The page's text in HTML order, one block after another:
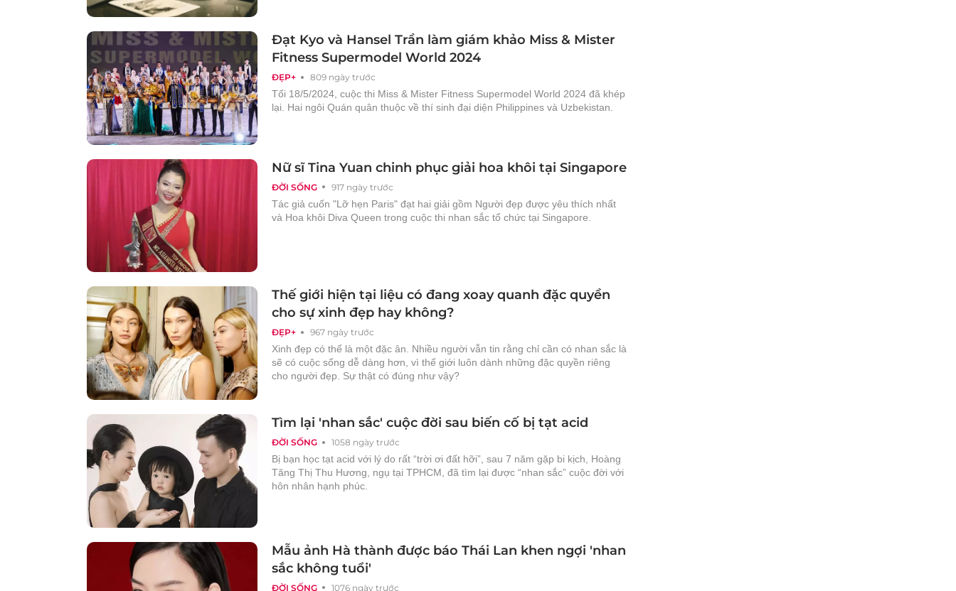
ĐẸP+ 809 ngày trước
Đạt Kyo và Hansel Trần làm giám khảo Miss & Mister
Fitness Supermodel World 2024
Tối 18/5/2024, cuộc thi Miss & Mister Fitness Supermodel World 2024 đã khép
lại. Hai ngôi Quán quân thuộc về thí sinh đại diện Philippines và Uzbekistan.
ĐỜI SỐNG 917 ngày trước
Nữ sĩ Tina Yuan chinh phục giải hoa khôi tại Singapore
Tác giả cuốn "Lỡ hẹn Paris" đạt hai giải gồm Người đẹp được yêu thích nhất
và Hoa khôi Diva Queen trong cuộc thi nhan sắc tổ chức tại Singapore.
ĐẸP+ 967 ngày trước
Thế giới hiện tại liệu có đang xoay quanh đặc quyền
cho sự xinh đẹp hay không?
Xinh đẹp có thể là một đặc ân. Nhiều người vẫn tin rằng chỉ cần có nhan sắc là
sẽ có cuộc sống dễ dàng hơn, vì thế giới luôn dành những đặc quyền riêng
cho người đẹp. Sự thật có đúng như vậy?
ĐỜI SỐNG 1058 ngày trước
Tìm lại 'nhan sắc' cuộc đời sau biến cố bị tạt acid
Bị bạn học tạt acid với lý do rất “trời ơi đất hỡi”, sau 7 năm gặp bi kịch, Hoàng
Tăng Thị Thu Hương, ngụ tại TPHCM, đã tìm lại được “nhan sắc” cuộc đời với
hôn nhân hạnh phúc.
ĐỜI SỐNG 1076 ngày trước
Mẫu ảnh Hà thành được báo Thái Lan khen ngợi 'nhan
sắc không tuổi'